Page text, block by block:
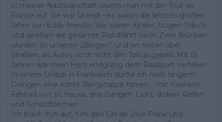
In meiner Nachbarschaft wuchs man mit der Tour de
France auf. Sie war überall – es waren die letzten großen
Jahre von Eddy Merckx. Wir waren Kinder, trugen Trikots
und spielten die gesamte Rundfahrt nach. Zwei Brücken
wurden zu unseren „Bergen“, und wir rasten über
Straßen, als Autos noch nicht den Ton angaben. Mit 13
Jahren war mein Herz endgültig dem Radsport verfallen.
In einem Urlaub in Frankreich durfte ich nach langem
Drängen eine echte Bergetappe fahren – mit meinem
Fahrrad von zu Hause, drei Gängen, Licht, dicken Reifen
und Schutzblechen.
Ich brach früh auf, fuhr den Col de Joux Plane und